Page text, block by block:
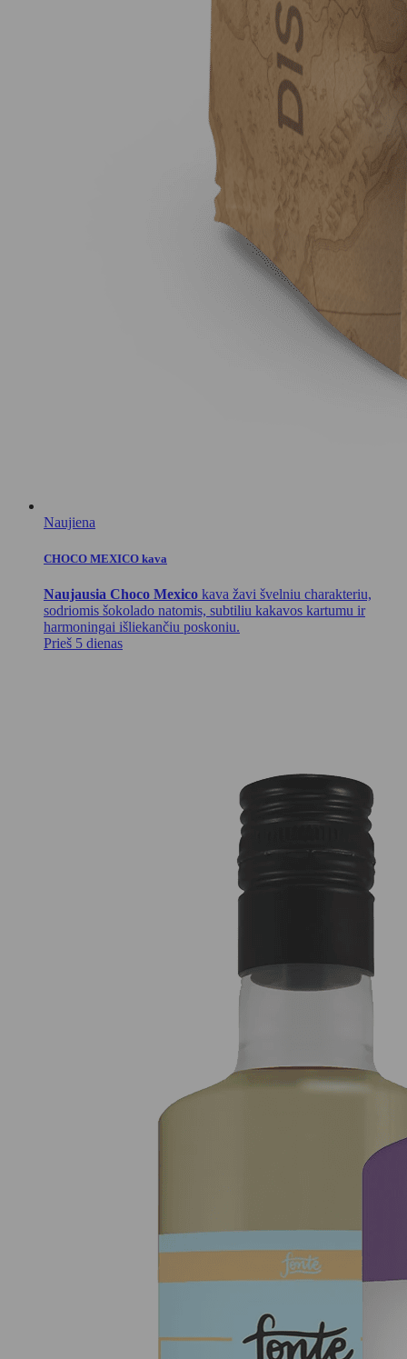
Naujiena
CHOCO MEXICO kava
Naujausia Choco Mexico kava žavi švelniu charakteriu,
sodriomis šokolado natomis, subtiliu kakavos kartumu ir
harmoningai išliekančiu poskoniu.
Prieš 5 dienas